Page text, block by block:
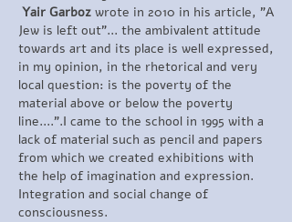
Yair Garboz wrote in 2010 in his article, "A
Jew is left out"... the ambivalent attitude
towards art and its place is well expressed,
in my opinion, in the rhetorical and very
local question: is the poverty of the
material above or below the poverty
line....".I came to the school in 1995 with a
lack of material such as pencil and papers
from which we created exhibitions with
the help of imagination and expression.
Integration and social change of
consciousness.